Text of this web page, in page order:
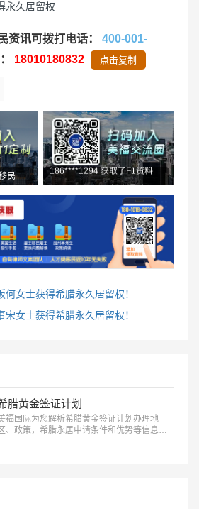
久居留权
资讯可拨打电话： 400-001-
18010180832 点击复制
民 139****5018 L1初审通过
何女士获得希腊永久居留权！
女士获得希腊永久居留权！
腊黄金签证计划
福国际为您解析希腊黄金签证计划办理地
区、政策，希腊永居申请条件和优势等信息：